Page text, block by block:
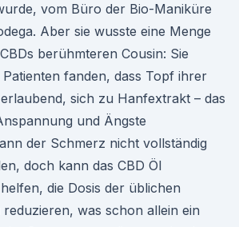
vom Büro der Bio-Maniküre
Aber sie wusste eine Menge
berühmteren Cousin: Sie
Patienten fanden, dass Topf ihrer
sich zu Hanfextrakt – das
und Ängste
der Schmerz nicht vollständig
doch kann das CBD Öl
die Dosis der üblichen
was schon allein ein